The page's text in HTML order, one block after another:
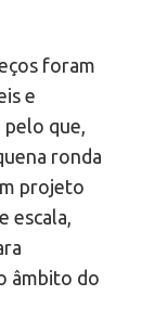
foram
e
pelo que,
ronda
projeto
escala,
âmbito do